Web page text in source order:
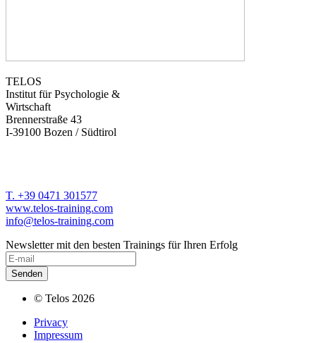
TELOS
Institut für Psychologie &
Wirtschaft
Brennerstraße 43
I-39100 Bozen / Südtirol
T. +39 0471 301577
www.telos-training.com
info@telos-training.com
Newsletter mit den besten Trainings für Ihren Erfolg
© Telos 2026
Privacy
Impressum